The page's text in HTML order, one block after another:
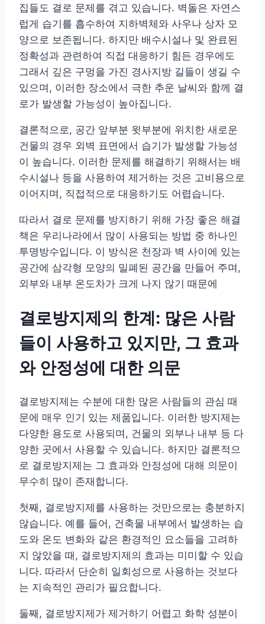
집들도 결로 문제를 겪고 있습니다. 벽돌은 자연스
럽게 습기를 흡수하여 지하벽체와 사우나 상자 모
양으로 보존됩니다. 하지만 배수시설나 및 완료된
정확성과 관련하여 직접 대응하기 힘든 경우에도
그래서 깊은 구멍을 가진 경사지방 길들이 생길 수
있으며, 이러한 장소에서 극한 추운 날씨와 함께 결
로가 발생할 가능성이 높아집니다.
결론적으로, 공간 앞부분 윗부분에 위치한 새로운
건물의 경우 외벽 표면에서 습기가 발생할 가능성
이 높습니다. 이러한 문제를 해결하기 위해서는 배
수시설나 등을 사용하여 제거하는 것은 고비용으로
이어지며, 직접적으로 대응하기도 어렵습니다.
따라서 결로 문제를 방지하기 위해 가장 좋은 해결
책은 우리나라에서 많이 사용되는 방법 중 하나인
투명방수입니다. 이 방식은 천장과 벽 사이에 있는
공간에 삼각형 모양의 밀폐된 공간을 만들어 주며,
외부와 내부 온도차가 크게 나지 않기 때문에
결로방지제의 한계: 많은 사람
들이 사용하고 있지만, 그 효과
와 안정성에 대한 의문
결로방지제는 수분에 대한 많은 사람들의 관심 때
문에 매우 인기 있는 제품입니다. 이러한 방지제는
다양한 용도로 사용되며, 건물의 외부나 내부 등 다
양한 곳에서 사용할 수 있습니다. 하지만 결론적으
로 결로방지제는 그 효과와 안정성에 대해 의문이
무수히 많이 존재합니다.
첫째, 결로방지제를 사용하는 것만으로는 충분하지
않습니다. 예를 들어, 건축물 내부에서 발생하는 습
도와 온도 변화와 같은 환경적인 요소들을 고려하
지 않았을 때, 결로방지제의 효과는 미미할 수 있습
니다. 따라서 단순히 일회성으로 사용하는 것보다
는 지속적인 관리가 필요합니다.
둘째, 결로방지제가 제거하기 어렵고 화학 성분이